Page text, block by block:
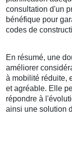
consultation d'un
bénéfique pour
codes de
En résumé, une
améliorer
à mobilité réduite,
et agréable. Elle
répondre à
ainsi une solution